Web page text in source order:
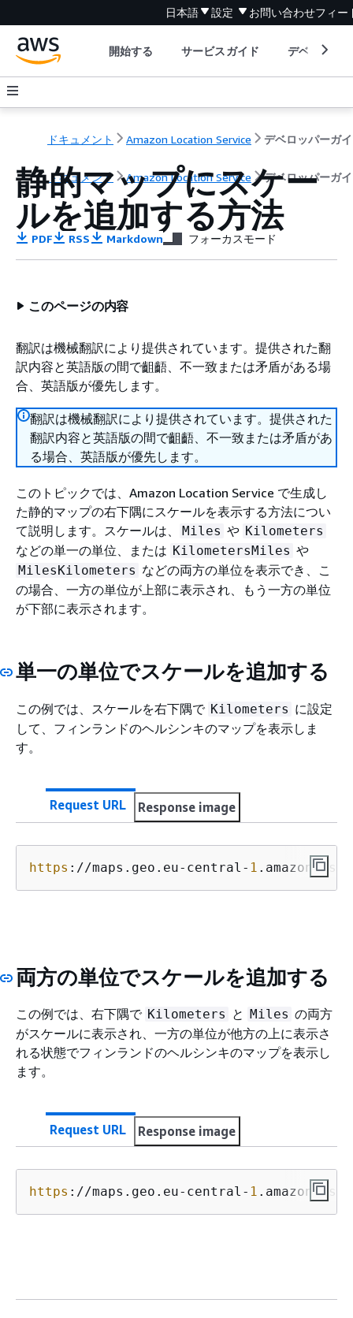
日本語 設定 お問い合わせフィー
開始する サービスガイド デベロッパ
ドキュメント Amazon Location Service デベロッパーガ
ドキュメント Amazon Location Service デベロッパーガ
静的マップにスケー
ルを追加する方法
PDF RSS Markdown フォーカスモード
このページの内容
翻訳は機械翻訳により提供されています。提供された翻
訳内容と英語版の間で齟齬、不一致または矛盾がある場
合、英語版が優先します。
翻訳は機械翻訳により提供されています。提供された
翻訳内容と英語版の間で齟齬、不一致または矛盾があ
る場合、英語版が優先します。
このトピックでは、Amazon Location Service で生成し
た静的マップの右下隅にスケールを表示する方法につい
て説明します。スケールは、
Miles や Kilometers
などの単一の単位、または KilometersMiles や
MilesKilometers などの両方の単位を表示でき、こ
の場合、一方の単位が上部に表示され、もう一方の単位
が下部に表示されます。
単一の単位でスケールを追加する
この例では、スケールを右下隅で Kilometers に設定
して、フィンランドのヘルシンキのマップを表示しま
す。
Request URL Response image
https ://maps.geo.eu-central- 1
両方の単位でスケールを追加する
この例では、右下隅で Kilometers と Miles の両方
がスケールに表示され、一方の単位が他方の上に表示さ
れる状態でフィンランドのヘルシンキのマップを表示し
ます。
Request URL Response image
https ://maps.geo.eu-central- 1